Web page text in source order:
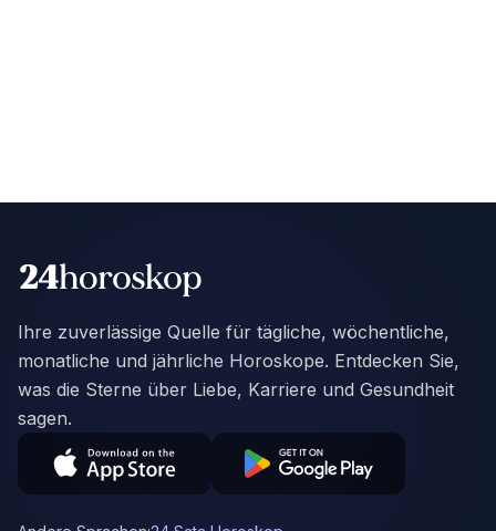
Ihre zuverlässige Quelle für tägliche, wöchentliche,
monatliche und jährliche Horoskope. Entdecken Sie,
was die Sterne über Liebe, Karriere und Gesundheit
sagen.